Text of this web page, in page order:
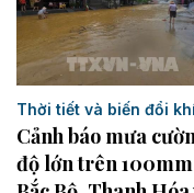
Thời tiết và biến đổi
Cảnh báo mưa
độ lớn trên